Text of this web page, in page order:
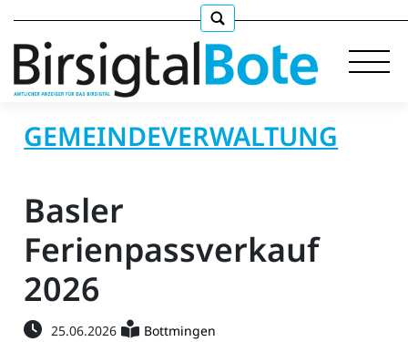
E-
Paper
GEMEINDEVERWALTUNG
Basler
Ferienpassverkauf
2026
25.06.2026 Bottmingen